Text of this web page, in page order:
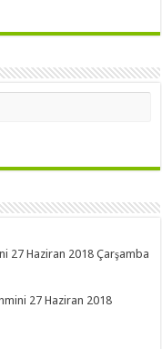
27 Haziran 2018 Çarşamba
27 Haziran 2018